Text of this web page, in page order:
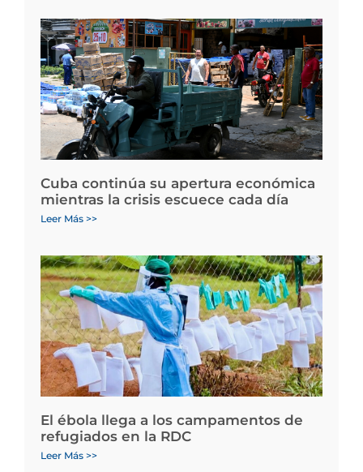
Cuba continúa su apertura económica
mientras la crisis escuece cada día
Leer Más >>
El ébola llega a los campamentos de
refugiados en la RDC
Leer Más >>